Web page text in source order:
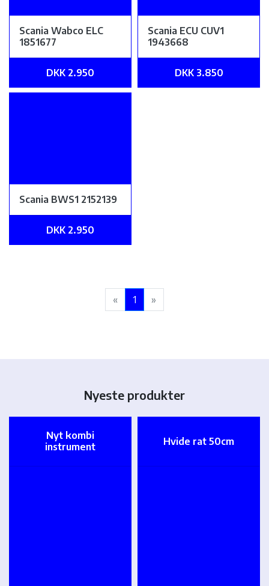
Scania Wabco ELC
1851677
DKK 2.950
Scania ECU CUV1
1943668
DKK 3.850
Scania BWS1 2152139
DKK 2.950
« 1 »
Nyeste produkter
Nyt kombi
instrument
Hvide rat 50cm